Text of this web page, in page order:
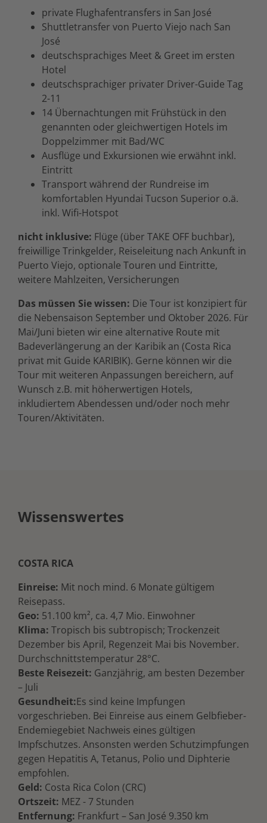
private Flughafentransfers in San José
Shuttletransfer von Puerto Viejo nach San
José
deutschsprachiges Meet & Greet im ersten
Hotel
deutschsprachiger privater Driver-Guide Tag
2-11
14 Übernachtungen mit Frühstück in den
genannten oder gleichwertigen Hotels im
Doppelzimmer mit Bad/WC
Ausflüge und Exkursionen wie erwähnt inkl.
Eintritt
Transport während der Rundreise im
komfortablen Hyundai Tucson Superior o.ä.
inkl. Wifi-Hotspot
nicht inklusive: Flüge (über TAKE OFF buchbar),
freiwillige Trinkgelder, Reiseleitung nach Ankunft in
Puerto Viejo, optionale Touren und Eintritte,
weitere Mahlzeiten, Versicherungen
Das müssen Sie wissen: Die Tour ist konzipiert für
die Nebensaison September und Oktober 2026. Für
Mai/Juni bieten wir eine alternative Route mit
Badeverlängerung an der Karibik an (Costa Rica
privat mit Guide KARIBIK). Gerne können wir die
Tour mit weiteren Anpassungen bereichern, auf
Wunsch z.B. mit höherwertigen Hotels,
inkludiertem Abendessen und/oder noch mehr
Touren/Aktivitäten.
Wissenswertes
COSTA RICA
Einreise: Mit noch mind. 6 Monate gültigem
Reisepass.
Geo: 51.100 km², ca. 4,7 Mio. Einwohner
Klima: Tropisch bis subtropisch; Trockenzeit
Dezember bis April, Regenzeit Mai bis November.
Durchschnittstemperatur 28°C.
Beste Reisezeit: Ganzjährig, am besten Dezember
– Juli
Gesundheit:Es sind keine Impfungen
vorgeschrieben. Bei Einreise aus einem Gelbfieber-
Endemiegebiet Nachweis eines gültigen
Impfschutzes. Ansonsten werden Schutzimpfungen
gegen Hepatitis A, Tetanus, Polio und Diphterie
empfohlen.
Geld: Costa Rica Colon (CRC)
Ortszeit: MEZ - 7 Stunden
Entfernung: Frankfurt – San José 9.350 km